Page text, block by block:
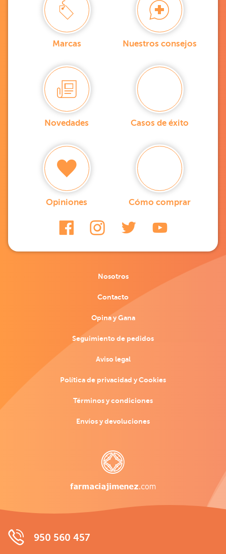
Marcas Nuestros consejos
Novedades Casos de éxito
Opiniones Cómo comprar
Nosotros
Contacto
Opina y Gana
Seguimiento de pedidos
Aviso legal
Política de privacidad y Cookies
Términos y condiciones
Envíos y devoluciones
950 560 457